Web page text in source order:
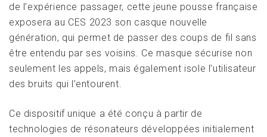
de l’expérience passager, cette jeune pousse française
exposera au CES 2023 son casque nouvelle
génération, qui permet de passer des coups de fil sans
être entendu par ses voisins. Ce masque sécurise non
seulement les appels, mais également isole l’utilisateur
des bruits qui l’entourent.
Ce dispositif unique a été conçu à partir de
technologies de résonateurs développées initialement